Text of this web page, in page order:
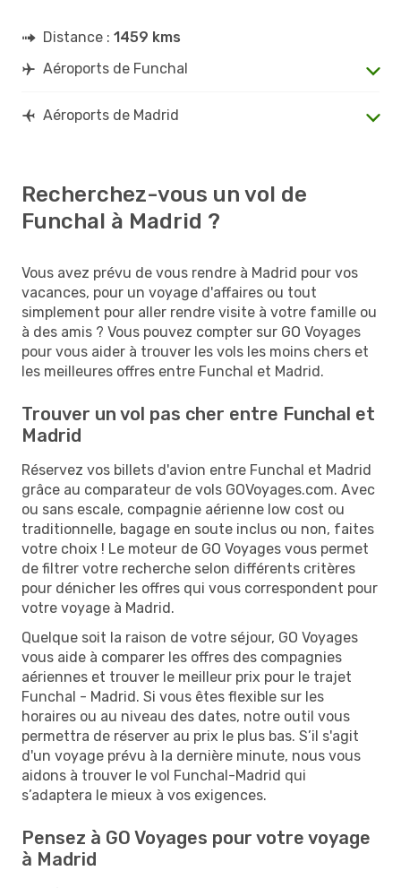
Distance : 1459 kms
Aéroports de Funchal
Aéroports de Madrid
Recherchez-vous un vol de
Funchal à Madrid ?
Vous avez prévu de vous rendre à Madrid pour vos
vacances, pour un voyage d'affaires ou tout
simplement pour aller rendre visite à votre famille ou
à des amis ? Vous pouvez compter sur GO Voyages
pour vous aider à trouver les vols les moins chers et
les meilleures offres entre Funchal et Madrid.
Trouver un vol pas cher entre Funchal et
Madrid
Réservez vos billets d'avion entre Funchal et Madrid
grâce au comparateur de vols GOVoyages.com. Avec
ou sans escale, compagnie aérienne low cost ou
traditionnelle, bagage en soute inclus ou non, faites
votre choix ! Le moteur de GO Voyages vous permet
de filtrer votre recherche selon différents critères
pour dénicher les offres qui vous correspondent pour
votre voyage à Madrid.
Quelque soit la raison de votre séjour, GO Voyages
vous aide à comparer les offres des compagnies
aériennes et trouver le meilleur prix pour le trajet
Funchal - Madrid. Si vous êtes flexible sur les
horaires ou au niveau des dates, notre outil vous
permettra de réserver au prix le plus bas. S’il s'agit
d'un voyage prévu à la dernière minute, nous vous
aidons à trouver le vol Funchal-Madrid qui
s’adaptera le mieux à vos exigences.
Pensez à GO Voyages pour votre voyage
à Madrid